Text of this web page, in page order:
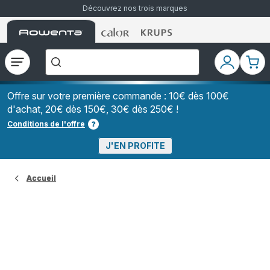
Découvrez nos trois marques
Accueil
Rowenta
Accueil
Rowenta
Accueil
Rowenta
Ouvrir
le
menu
recherchez-
vous
?","Aspirateurs
à
Grains","Centrales
Vapeurs","Sèche
Cheveux"]
Mon
compte
Mon
Offre sur votre première commande : 10€ dès 100€
d'achat, 20€ dès 150€, 30€ dès 250€ !
Conditions de l'offre
J'EN PROFITE
Accueil